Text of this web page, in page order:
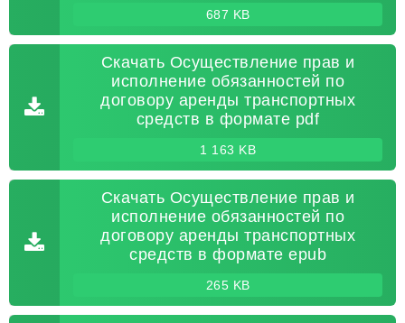
687 KB
Скачать Осуществление прав и
исполнение обязанностей по
договору аренды транспортных
средств в формате pdf
1 163 KB
Скачать Осуществление прав и
исполнение обязанностей по
договору аренды транспортных
средств в формате epub
265 KB